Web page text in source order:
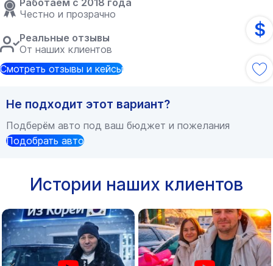
Работаем с 2018 года
Честно и прозрачно
Реальные отзывы
От наших клиентов
Смотреть отзывы и кейсы
Не подходит этот вариант?
Подберём авто под ваш бюджет и пожелания
Подобрать авто
Истории наших клиентов
$